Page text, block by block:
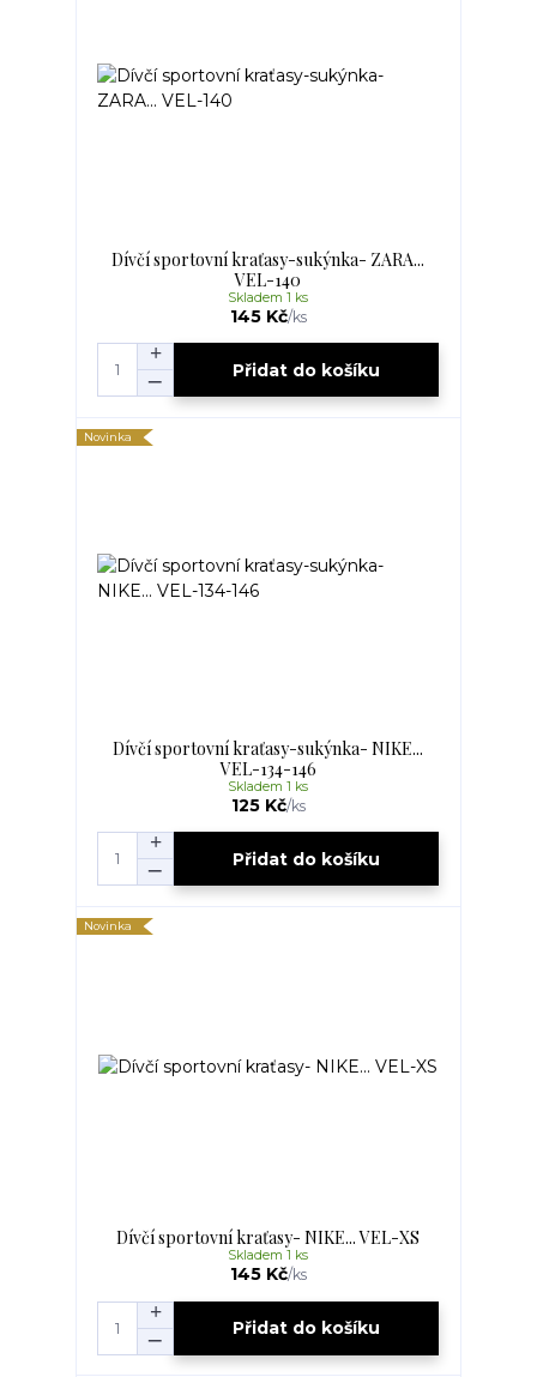
Dívčí sportovní kraťasy-sukýnka- ZARA...
VEL-140
145 Kč/ks
Skladem 1 ks
Přidat do košíku
Novinka
Dívčí sportovní kraťasy-sukýnka- NIKE...
VEL-134-146
125 Kč/ks
Skladem 1 ks
Přidat do košíku
Novinka
Dívčí sportovní kraťasy- NIKE... VEL-XS
145 Kč/ks
Skladem 1 ks
Přidat do košíku